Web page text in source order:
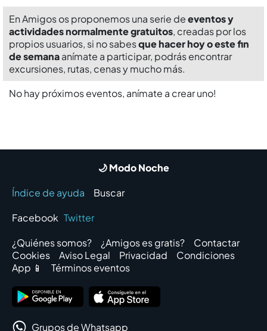
En Amigos os proponemos una serie deeventos y
actividades normalmente gratuitos, creadas por los
propios usuarios, si no sabesque hacer hoy o este fin
de semanaanímate a participar, podrás encontrar
excursiones, rutas, cenas y mucho más.
No hay próximos eventos, anímate a crear uno!
🌙 Modo Noche
Índice de ayuda
Buscar
Facebook Twitter
¿Quiénes somos?
¿Amigos es gratis?
Contactar
Cookies
Aviso Legal Privacidad
Condiciones
App 📱
Términos eventos
Grupos de Whatsapp